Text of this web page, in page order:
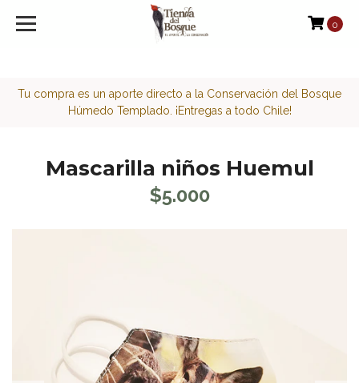
<script>function loadScript(a){var
Tu compra es un aporte directo a la Conservación del Bosque
Húmedo Templado. ¡Entregas a todo Chile!
0
Mascarilla niños Huemul
$5.000